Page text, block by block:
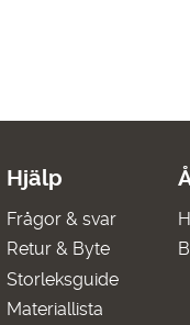
Hjälp
Frågor & svar
Retur & Byte
Storleksguide
Materiallista